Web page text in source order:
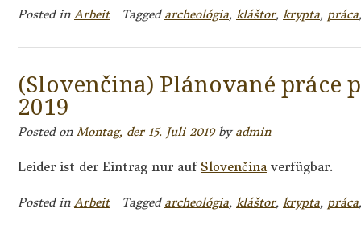
Posted inArbeit Tagged archeológia, kláštor, krypta, práca
(Slovenčina) Plánované práce
2019
Posted on Montag, der 15. Juli 2019by admin
Leider ist der Eintrag nur auf Slovenčina verfügbar.
Posted inArbeit Tagged archeológia, kláštor, krypta, práca